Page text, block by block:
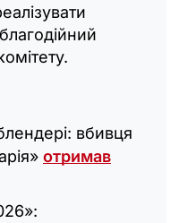
вбивця
отримав